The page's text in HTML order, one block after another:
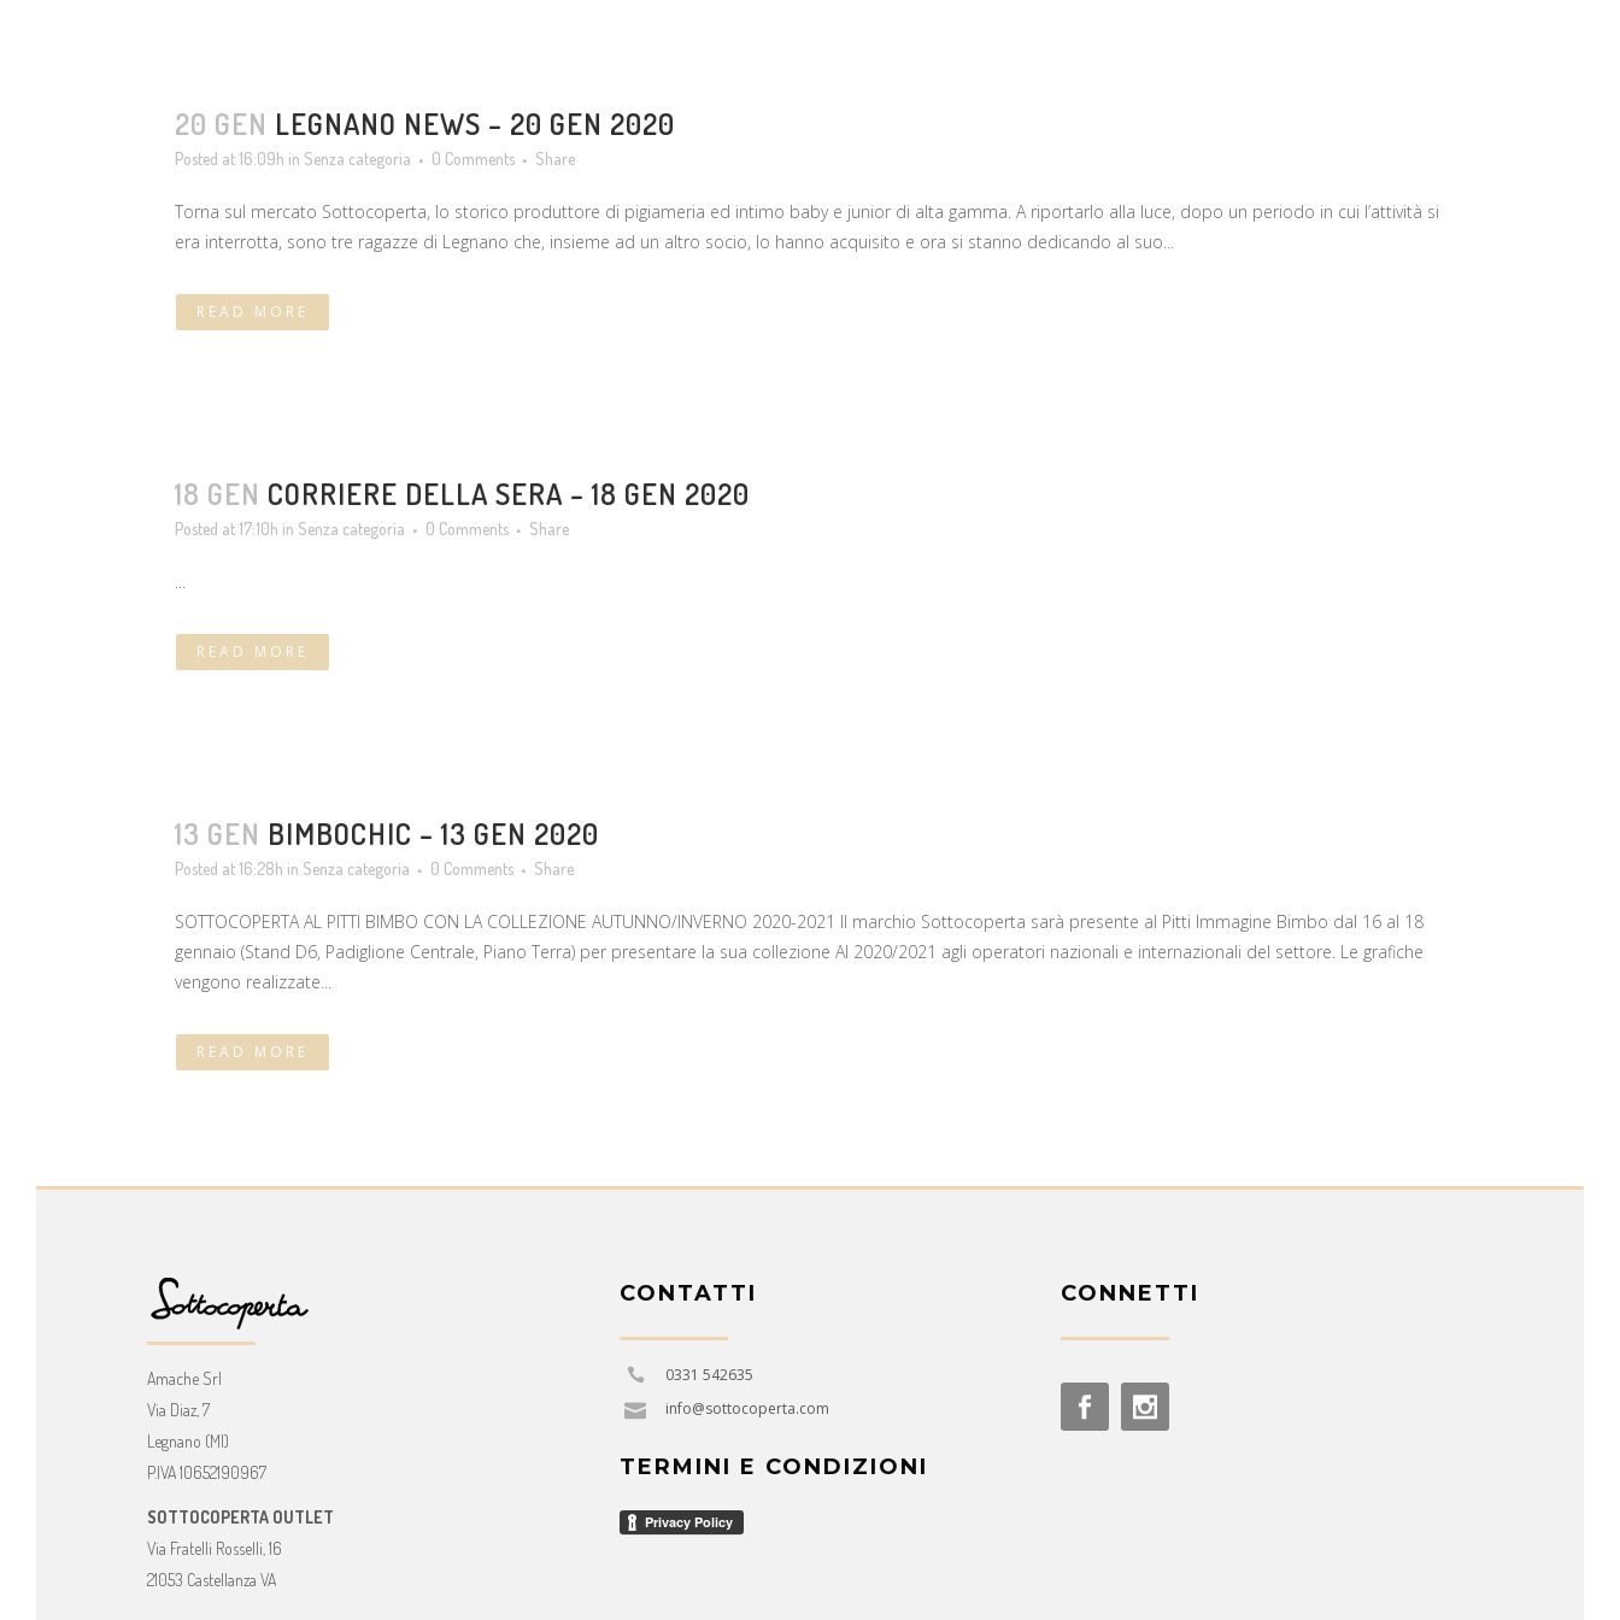
20 GEN LEGNANO NEWS – 20 GEN 2020
Posted at 16:09h in Senza categoria 0 Comments Share
Torna sul mercato Sottocoperta, lo storico produttore di pigiameria ed intimo baby e junior di alta gamma. A riportarlo alla luce, dopo un periodo in cui l’attività si
era interrotta, sono tre ragazze di Legnano che, insieme ad un altro socio, lo hanno acquisito e ora si stanno dedicando al suo...
READ MORE
18 GEN CORRIERE DELLA SERA – 18 GEN 2020
Posted at 17:10h in Senza categoria 0 Comments Share
...
READ MORE
13 GEN BIMBOCHIC – 13 GEN 2020
Posted at 16:28h in Senza categoria 0 Comments Share
SOTTOCOPERTA AL PITTI BIMBO CON LA COLLEZIONE AUTUNNO/INVERNO 2020-2021 Il marchio Sottocoperta sarà presente al Pitti Immagine Bimbo dal 16 al 18
gennaio (Stand D6, Padiglione Centrale, Piano Terra) per presentare la sua collezione AI 2020/2021 agli operatori nazionali e internazionali del settore. Le grafiche
vengono realizzate...
READ MORE
Amache Srl
Via Diaz, 7
Legnano (MI)
P.IVA 10652190967
SOTTOCOPERTA OUTLET
Via Fratelli Rosselli, 16
21053 Castellanza VA
CONTATTI
0331 542635
info@sottocoperta.com
TERMINI E CONDIZIONI
CONNETTI